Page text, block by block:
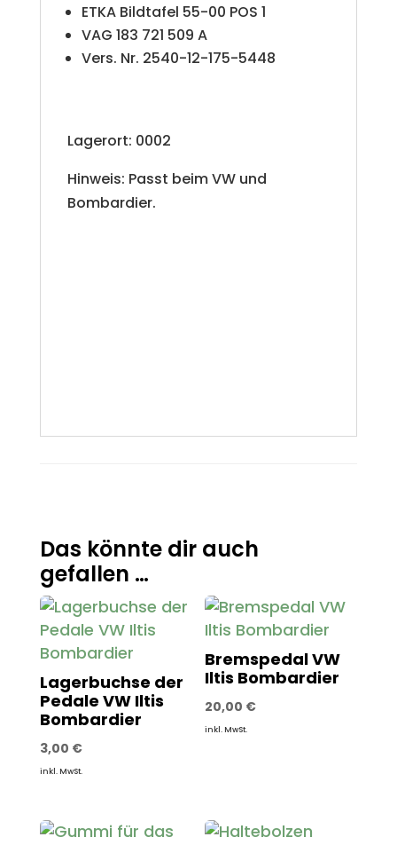
ETKA Bildtafel 55-00 POS 1
VAG 183 721 509 A
Vers. Nr. 2540-12-175-5448
Lagerort: 0002
Hinweis: Passt beim VW und
Bombardier.
Das könnte dir auch
gefallen …
Lagerbuchse der
Pedale VW Iltis
Bombardier
3,00 €
inkl. MwSt.
Bremspedal VW
Iltis Bombardier
20,00 €
inkl. MwSt.